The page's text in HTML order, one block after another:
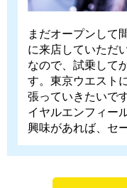
まだオープンして
に来店していただ
なので、試乗して
す。東京ウエスト
張っていきたいで
イヤルエンフィー
興味があれば、セ